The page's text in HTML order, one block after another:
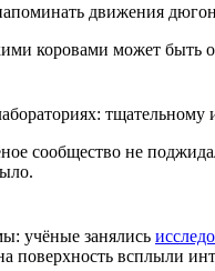
движения
коровами может быть
сообщество не
учёные занялись
поверхность всплыли